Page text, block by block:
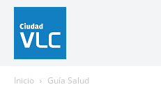
Inicio Guía Salud